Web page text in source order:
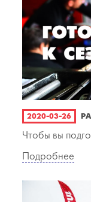
2020-03-26
Чтобы вы
Подробнее